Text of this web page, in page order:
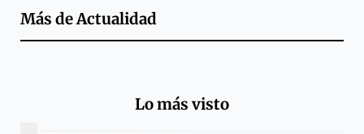
Más deActualidad
Lo más visto